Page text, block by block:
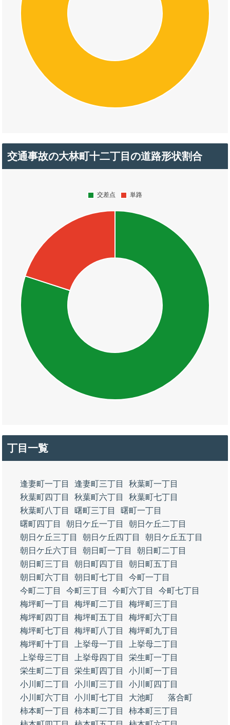
交通事故の大林町十二丁目の道路形状割合
丁目一覧
逢妻町一丁目 逢妻町三丁目
秋葉町一丁目
秋葉町四丁目
秋葉町六丁目
秋葉町七丁目
秋葉町八丁目
曙町三丁目
曙町一丁目
曙町四丁目
朝日ケ丘一丁目
朝日ケ丘二丁目
朝日ケ丘三丁目
朝日ケ丘四丁目
朝日ケ丘五丁目
朝日ケ丘六丁目
朝日町一丁目
朝日町二丁目
朝日町三丁目
朝日町四丁目
朝日町五丁目
朝日町六丁目
朝日町七丁目
今町一丁目
今町二丁目
今町三丁目 今町六丁目
今町七丁目
梅坪町一丁目
梅坪町二丁目
梅坪町三丁目
梅坪町四丁目
梅坪町五丁目
梅坪町六丁目
梅坪町七丁目
梅坪町八丁目
梅坪町九丁目
梅坪町十丁目
上挙母一丁目
上挙母二丁目
上挙母三丁目
上挙母四丁目
栄生町一丁目
栄生町二丁目
栄生町四丁目
小川町一丁目
小川町二丁目
小川町三丁目
小川町四丁目
小川町六丁目
小川町七丁目 大池町
落合町
柿本町一丁目
柿本町二丁目
柿本町三丁目